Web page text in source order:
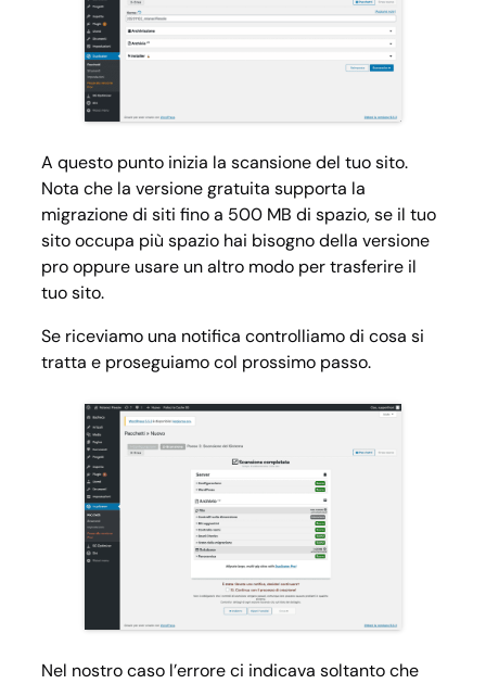
A questo punto inizia la scansione del tuo sito.
Nota che la versione gratuita supporta la
migrazione di siti fino a 500 MB di spazio, se il tuo
sito occupa più spazio hai bisogno della versione
pro oppure usare un altro modo per trasferire il
tuo sito.
Se riceviamo una notifica controlliamo di cosa si
tratta e proseguiamo col prossimo passo.
Nel nostro caso l’errore ci indicava soltanto che